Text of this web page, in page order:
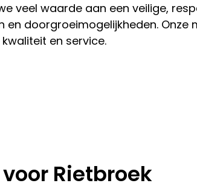
veel waarde aan een veilige,
doorgroeimogelijkheden. Onze
en service.
Rietbroek